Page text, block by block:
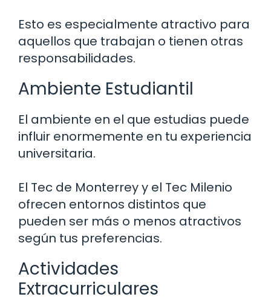
Esto es especialmente atractivo para
aquellos que trabajan o tienen otras
responsabilidades.
Ambiente Estudiantil
El ambiente en el que estudias puede
influir enormemente en tu experiencia
universitaria.
El Tec de Monterrey y el Tec Milenio
ofrecen entornos distintos que
pueden ser más o menos atractivos
según tus preferencias.
Actividades
Extracurriculares